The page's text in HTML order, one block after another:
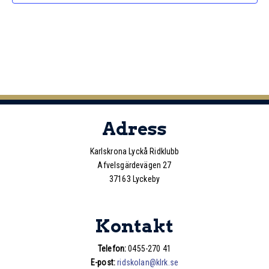
Adress
Karlskrona Lyckå Ridklubb
Afvelsgärdevägen 27
37163 Lyckeby
Kontakt
Telefon:0455-270 41
E-post: ridskolan@klrk.se